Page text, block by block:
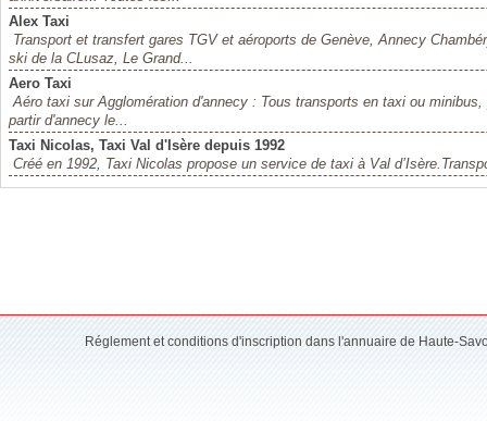
Alex Taxi
Transport et transfert gares TGV et aéroports de Genève, Annecy
ski de la CLusaz, Le Grand...
Aero Taxi
Aéro taxi sur Agglomération d'annecy : Tous transports en taxi ou
partir d'annecy le...
Taxi Nicolas, Taxi Val d'Isère depuis 1992
Créé en 1992, Taxi Nicolas propose un service de taxi à Val
Réglement et conditions d'inscription dans l'annuaire de Haute-